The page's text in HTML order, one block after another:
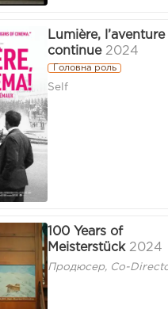
Lumière, l’aventure
continue 2024
Головна роль
Self
100 Years of
Meisterstück 2024
Продюсер, Co-